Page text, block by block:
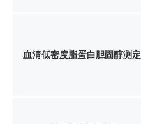
血清低密度脂蛋白胆固醇测定